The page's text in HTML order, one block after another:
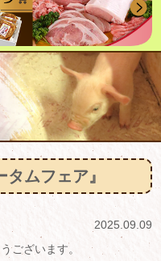
ムフェア』
2025.09.09
ございます。